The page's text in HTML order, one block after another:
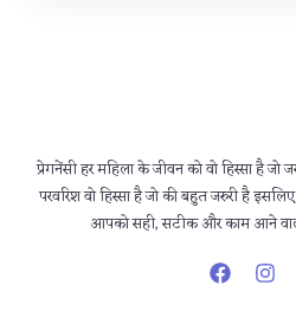
प्रेगनेंसी हर महिला के जीवन को वो हिस्सा है
परवरिश वो हिस्सा है जो की बहुत जरुरी है
आपको सही, सटीक और काम आने